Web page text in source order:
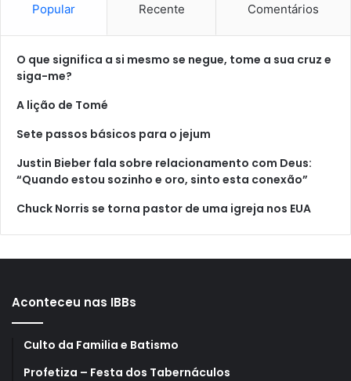
Popular Recente Comentários
O que significa a si mesmo se negue, tome a sua cruz e
siga-me?
A lição de Tomé
Sete passos básicos para o jejum
Justin Bieber fala sobre relacionamento com Deus:
“Quando estou sozinho e oro, sinto esta conexão”
Chuck Norris se torna pastor de uma igreja nos EUA
Aconteceu nas IBBs
Culto da Familia e Batismo
Profetiza – Festa dos Tabernáculos